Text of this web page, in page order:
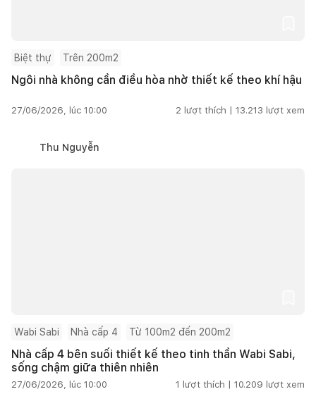
Biệt thự Trên 200m2
Ngôi nhà không cần điều hòa nhờ thiết kế theo khí hậu
27/06/2026, lúc 10:00 2 lượt thích | 13.213 lượt xem
Thu Nguyễn
Wabi Sabi Nhà cấp 4 Từ 100m2 đến 200m2
Nhà cấp 4 bên suối thiết kế theo tinh thần Wabi Sabi,
sống chậm giữa thiên nhiên
27/06/2026, lúc 10:00 1 lượt thích | 10.209 lượt xem